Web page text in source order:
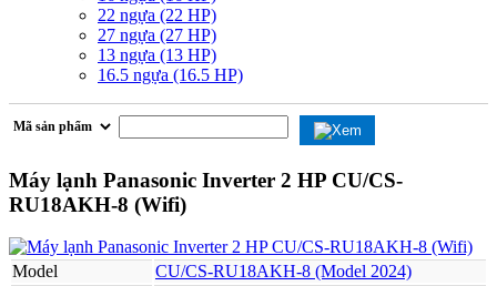
22 ngựa (22 HP)
27 ngựa (27 HP)
13 ngựa (13 HP)
16.5 ngựa (16.5 HP)
Máy lạnh Panasonic Inverter 2 HP CU/CS-
RU18AKH-8 (Wifi)
Model
CU/CS-RU18AKH-8 (Model 2024)